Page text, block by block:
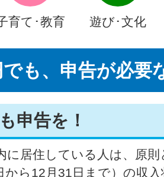
育て･教育 遊び･文化
も、申告が必要
申告を！
に居住している人は、原
から12月31日まで）の収